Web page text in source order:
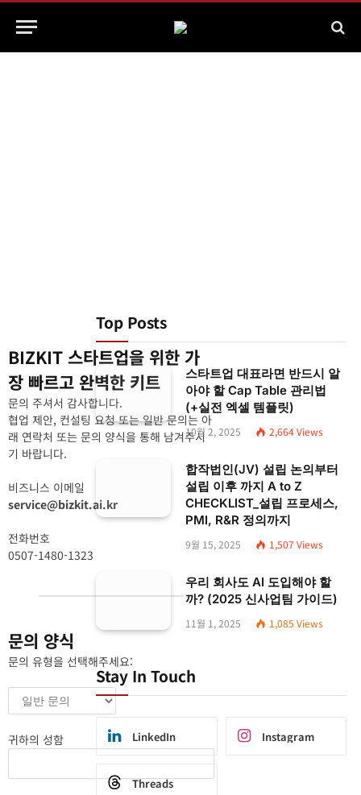
Top Posts
스타트업 대표라면 반드시 알
아야 할 Cap Table 관리법
(+실전 엑셀 템플릿)
10월 2, 2025 2,664Views
합작법인(JV) 설립 논의부터
설립 이후 까지 A to Z
CHECKLIST_설립 프로세스,
PMI, R&R 정의까지
9월 15, 2025 1,507Views
우리 회사도 AI 도입해야 할
까? (2025 신사업팀 가이드)
11월 1, 2025 1,085Views
Stay In Touch
LinkedIn Instagram
Threads
BIZKIT 스타트업을 위한 가
장 빠르고 완벽한 키트
문의 주셔서 감사합니다.
협업 제안, 컨설팅 요청 또는 일반 문의는 아
래 연락처 또는 문의 양식을 통해 남겨주시
기 바랍니다.
비즈니스 이메일
service@bizkit.ai.kr
전화번호
0507-1480-1323
문의 양식
문의 유형을 선택해주세요:
귀하의 성함